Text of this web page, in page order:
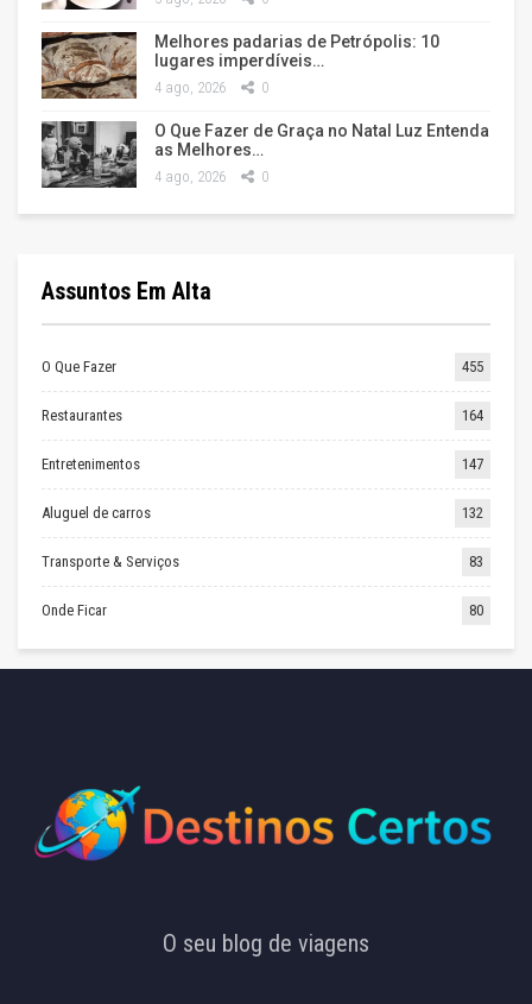
Melhores padarias de Petrópolis: 10
lugares imperdíveis…
4 ago, 2026 0
O Que Fazer de Graça no Natal Luz Entenda
as Melhores…
4 ago, 2026 0
Assuntos Em Alta
O Que Fazer 455
Restaurantes 164
Entretenimentos 147
Aluguel de carros 132
Transporte & Serviços 83
Onde Ficar 80
O seu blog de viagens